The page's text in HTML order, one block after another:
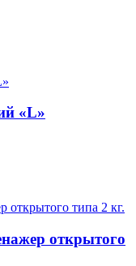
«L»
открытого